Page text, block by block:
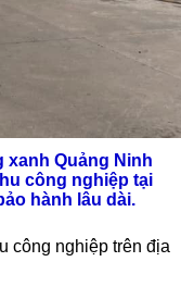
xanh Quảng Ninh
công nghiệp tại
hành lâu dài.
công nghiệp trên địa